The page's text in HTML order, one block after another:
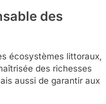
des
écosystèmes littoraux,
des richesses
aussi de garantir aux